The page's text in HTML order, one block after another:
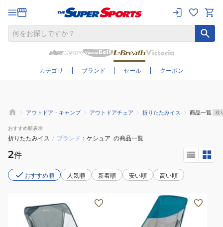
カテゴリ ブランド セール クーポン
さらに絞り込む
アウトドア・キャンプ アウトドアチェア 折りたたみイス 商品一覧 絞
おすすめ順表示
折りたたみイス / ブランド ケシュア の商品一覧
2件
おすすめ順 人気順 新着順 安い順 高い順